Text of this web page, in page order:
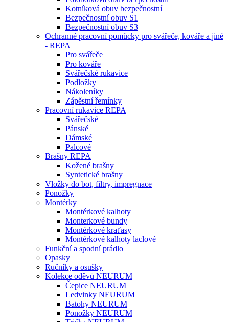
Kotníková obuv bezpečnostní
Bezpečnostní obuv S1
Bezpečnostní obuv S3
Ochranné pracovní pomůcky pro svářeče, kováře a jiné
- REPA
Pro svářeče
Pro kováře
Svářečské rukavice
Podložky
Nákoleníky
Zápěstní řemínky
Pracovní rukavice REPA
Svářečské
Pánské
Dámské
Palcové
Brašny REPA
Kožené brašny
Syntetické brašny
Vložky do bot, filtry, impregnace
Ponožky
Montérky
Montérkové kalhoty
Monterkové bundy
Montérkové kraťasy
Montérkové kalhoty laclové
Funkční a spodní prádlo
Opasky
Ručníky a osušky
Kolekce oděvů NEURUM
Čepice NEURUM
Ledvinky NEURUM
Batohy NEURUM
Ponožky NEURUM